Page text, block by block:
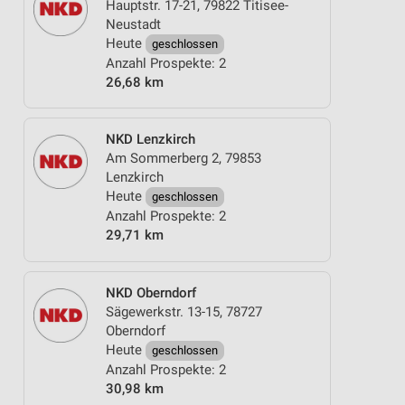
Hauptstr. 17-21, 79822 Titisee-
Neustadt
Heute
geschlossen
Anzahl Prospekte: 2
26,68 km
NKD Lenzkirch
Am Sommerberg 2, 79853
Lenzkirch
Heute
geschlossen
Anzahl Prospekte: 2
29,71 km
NKD Oberndorf
Sägewerkstr. 13-15, 78727
Oberndorf
Heute
geschlossen
Anzahl Prospekte: 2
30,98 km